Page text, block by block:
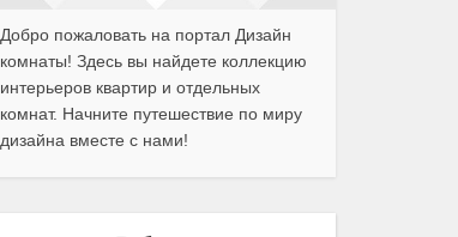
Добро пожаловать на портал Дизайн
комнаты! Здесь вы найдете коллекцию
интерьеров квартир и отдельных
комнат. Начните путешествие по миру
дизайна вместе с нами!